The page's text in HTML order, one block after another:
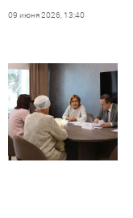
09 июня 2026, 13:40